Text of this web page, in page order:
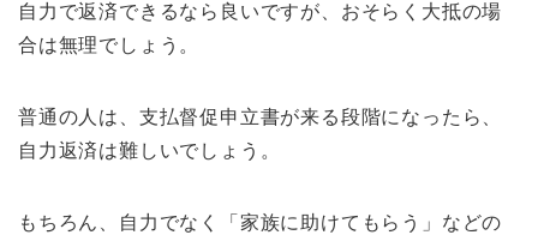
自力で返済できるなら良いですが、おそらく大抵の場
合は無理でしょう。
普通の人は、支払督促申立書が来る段階になったら、
自力返済は難しいでしょう。
もちろん、自力でなく「家族に助けてもらう」などの